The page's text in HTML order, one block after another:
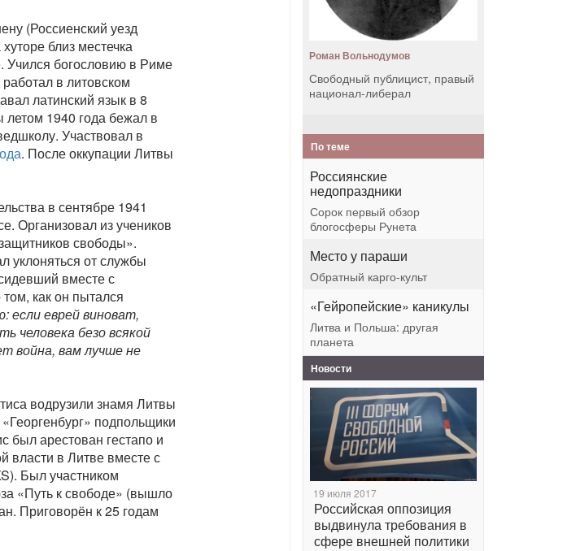
(Россиенский уезд
близ местечка
Учился богословию в Риме
в литовском
латинский язык в 8
летом 1940 года бежал в
Участвовал в
. После оккупации Литвы
в сентябре 1941
Организовал из учеников
свободы».
уклоняться от службы
вместе с
как он пытался
если еврей виноват,
человека безо всякой
война, вам лучше не
водрузили знамя Литвы
подпольщики
был арестован гестапо и
власти в Литве вместе с
Был участником
«Путь к свободе» (вышло
Приговорён к 25 годам
Роман Вольнодумов
Свободный публицист, правый
национал-либерал
По теме
Россиянские
недопраздники
Сорок первый обзор
блогосферы Рунета
Место у параши
Обратный карго-культ
«Гейропейские» каникулы
Литва и Польша: другая
планета
Новости
19 июля 2017
Российская оппозиция
выдвинула требования в
сфере внешней политики